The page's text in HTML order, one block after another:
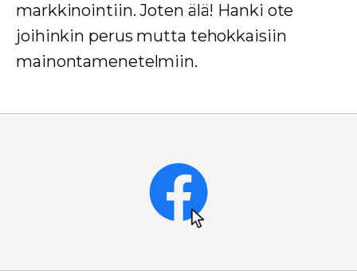
markkinointiin. Joten älä! Hanki ote
joihinkin perus mutta tehokkaisiin
mainontamenetelmiin.